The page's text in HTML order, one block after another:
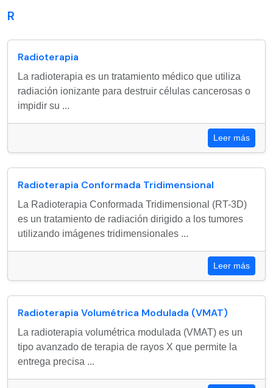
R
Radioterapia
La radioterapia es un tratamiento médico que utiliza
radiación ionizante para destruir células cancerosas o
impidir su ...
Leer más
Radioterapia Conformada Tridimensional
La Radioterapia Conformada Tridimensional (RT-3D)
es un tratamiento de radiación dirigido a los tumores
utilizando imágenes tridimensionales ...
Leer más
Radioterapia Volumétrica Modulada (VMAT)
La radioterapia volumétrica modulada (VMAT) es un
tipo avanzado de terapia de rayos X que permite la
entrega precisa ...